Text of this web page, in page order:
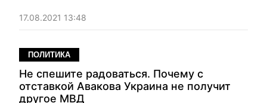
приложения.
17.08.2021 13:48
ПОЛИТИКА
Не спешите радоваться. Почему с
отставкой Авакова Украина не получит
другое МВД